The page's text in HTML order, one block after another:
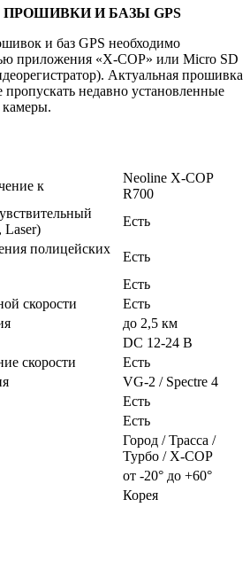
И БАЗЫ GPS
и баз GPS необходимо
приложения «Х-СОР» или Micro SD
Актуальная прошивка
пропускать недавно установленные
к
Neoline X-COP
R700
Есть
полицейских
Есть
Есть
скорости
Есть
до 2,5 км
DC 12-24 В
скорости
Есть
VG-2 / Spectre 4
Есть
Есть
Город / Трасса /
Турбо / Х-СОР
от -20° до +60°
Корея